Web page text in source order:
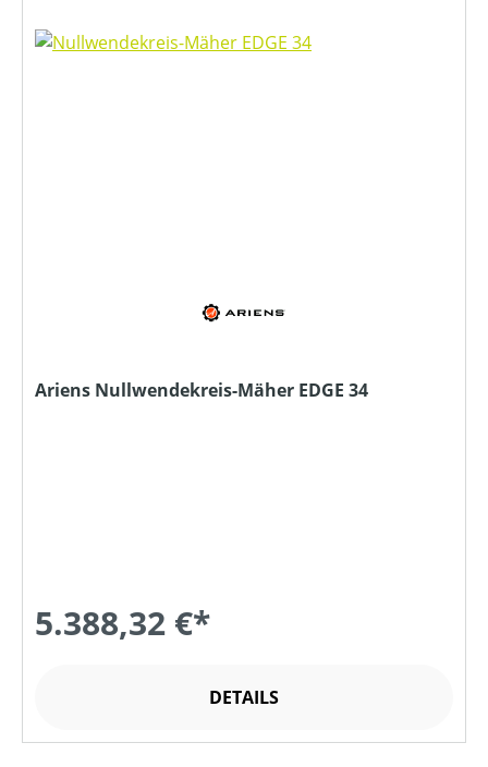
Ariens Nullwendekreis-Mäher EDGE 34
5.388,32 €*
DETAILS